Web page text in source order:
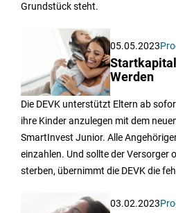
Grundstück steht.
05.05.2023
Werden
Die DEVK unterstützt Eltern ab
ihre Kinder anzulegen mit dem
SmartInvest Junior. Alle
einzahlen. Und sollte der Versorger
sterben, übernimmt die DEVK die
03.02.2023